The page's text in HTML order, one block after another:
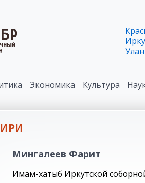
Экономика Культура
Мингалеев Фарит
Имам-хатыб Иркутской